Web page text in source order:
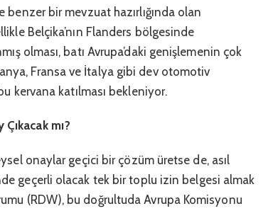
bir mevzuat hazırlığında olan
Belçika’nın Flanders bölgesinde
olması, batı Avrupa’daki genişlemenin çok
Fransa ve İtalya gibi dev otomotiv
kervana katılması bekleniyor.
mı?
onaylar geçici bir çözüm üretse de, asıl
geçerli olacak tek bir toplu izin belgesi almak
(RDW), bu doğrultuda Avrupa Komisyonu